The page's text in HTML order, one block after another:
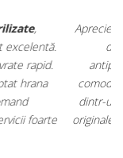
găsesc nu
veterinară
Este foarte
animalul meu
produsele au fost
și foarte util